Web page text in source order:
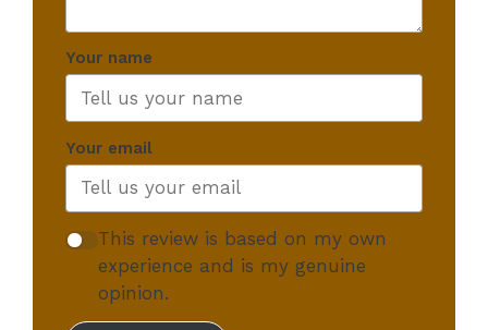
Your name
Your email
This review is based on my own
experience and is my genuine
opinion.